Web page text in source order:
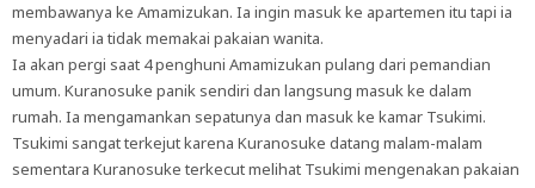
membawanya ke Amamizukan. Ia ingin masuk ke apartemen itu tapi ia
menyadari ia tidak memakai pakaian wanita.
Ia akan pergi saat 4 penghuni Amamizukan pulang dari pemandian
umum. Kuranosuke panik sendiri dan langsung masuk ke dalam
rumah. Ia mengamankan sepatunya dan masuk ke kamar Tsukimi.
Tsukimi sangat terkejut karena Kuranosuke datang malam-malam
sementara Kuranosuke terkecut melihat Tsukimi mengenakan pakaian